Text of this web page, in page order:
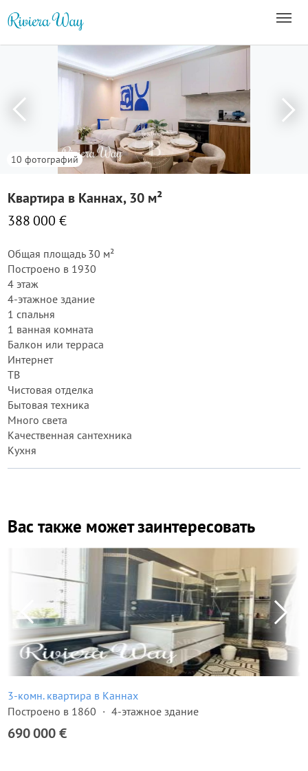
10 фотографий
Квартира в Каннах, 30 м²
388 000 €
Общая площадь 30 м²
Построено в 1930
4 этаж
4-этажное здание
1 спальня
1 ванная комната
Балкон или терраса
Интернет
ТВ
Чистовая отделка
Бытовая техника
Много света
Качественная сантехника
Кухня
Вас также может заинтересовать
3-комн. квартира в Каннах
Построено в 1860
4-этажное здание
690 000 €